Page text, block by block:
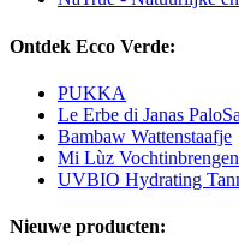
Ontdek Ecco Verde:
PUKKA
Le Erbe di Janas
Bambaw Wattenstaafje
Mi Lùz
UVBIO Hydrating
Nieuwe producten: